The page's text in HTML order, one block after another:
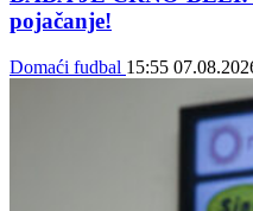
pojačanje!
Domaći fudbal 15:55